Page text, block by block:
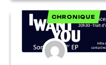
CHRONIQUE